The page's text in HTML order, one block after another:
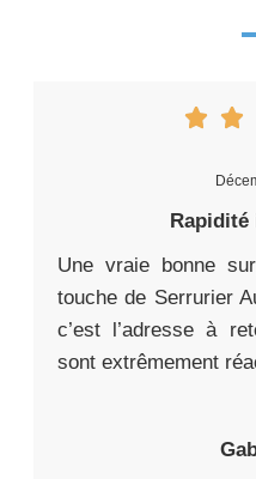
Rapidité
Une vraie bonne
touche de Serrurier
c’est l’adresse à
sont extrêmement